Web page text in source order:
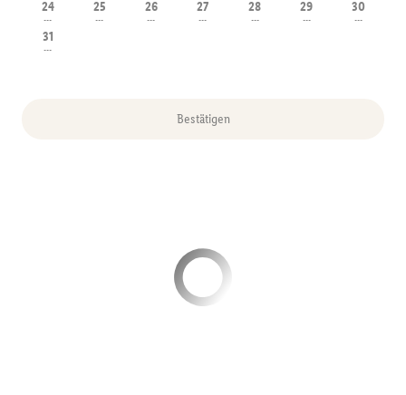
24
---
25
---
26
---
27
---
28
---
29
---
30
---
31
---
Bestätigen